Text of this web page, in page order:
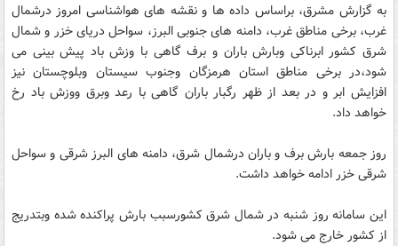
به گزارش مشرق، براساس داده ها و نقشه های هواشناسی امروز درشمال
غرب، برخی مناطق غرب، دامنه های جنوبی البرز، سواحل دریای خزر و شمال
شرق کشور ابرناکی وبارش باران و برف گاهی با وزش باد پیش بینی می
شود،در برخی مناطق استان هرمزگان وجنوب سیستان وبلوچستان نیز
افزایش ابر و در بعد از ظهر رگبار باران گاهی با رعد وبرق ووزش باد رخ
خواهد داد.
روز جمعه بارش برف و باران درشمال شرق، دامنه های البرز شرقی و سواحل
شرقی خزر ادامه خواهد داشت.
این سامانه روز شنبه در شمال شرق کشورسبب بارش پراکنده شده وبتدریج
از کشور خارج می شود.